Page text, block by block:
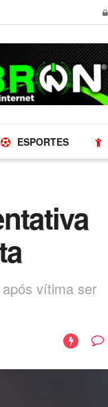
ESPORTES
vítima ser